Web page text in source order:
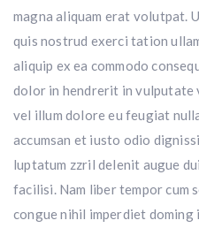
magna aliquam erat volutpat.
quis nostrud exerci tation
aliquip ex ea commodo
dolor in hendrerit in vulputate
vel illum dolore eu feugiat
accumsan et iusto odio
luptatum zzril delenit augue
facilisi. Nam liber tempor cum
congue nihil imperdiet doming